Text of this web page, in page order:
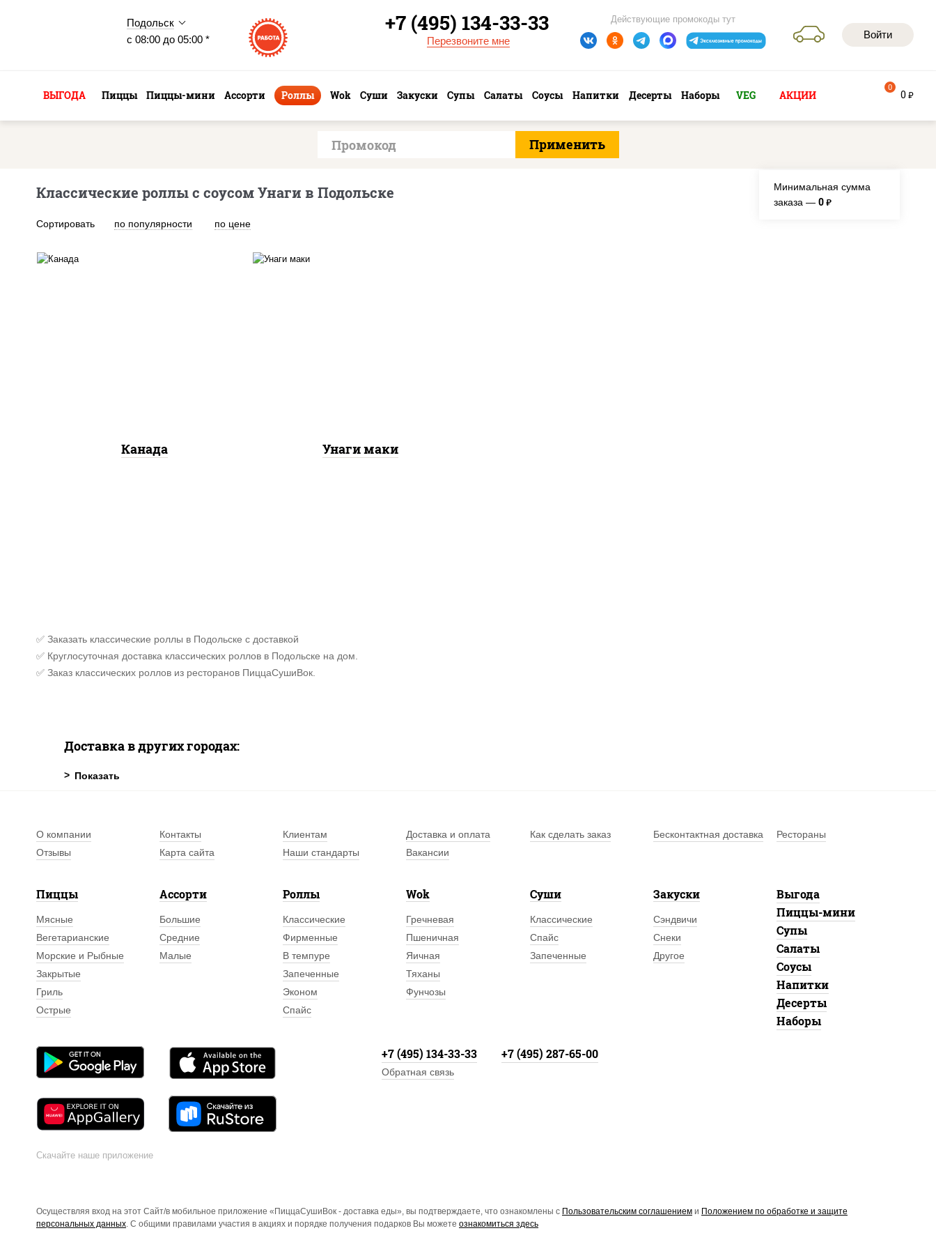
Подольск
с 08:00 до 05:00 *
Войти
Действующие промокоды тут
+7 (495) 134-33-33
Перезвоните мне
ВЫГОДА Пиццы Пиццы-мини Ассорти Роллы Wok Суши Закуски Супы Салаты Соусы Напитки Десерты Наборы VEG АКЦИИ 0 руб
0
Классические роллы с соусом Унаги в Подольске
Сортировать по популярности по цене
Минимальная сумма
заказа — 0 руб.
Канада Унаги маки
✅ Заказать классические роллы в Подольске с доставкой
✅ Круглосуточная доставка классических роллов в Подольске на дом.
✅ Заказ классических роллов из ресторанов ПиццаСушиВок.
Доставка в других городах:
О компании Контакты Клиентам Доставка и оплата Как сделать заказ Бесконтактная доставка
Рестораны
Отзывы
Карта сайта Наши стандарты Вакансии
Пиццы
Мясные
Вегетарианские
Морские и Рыбные
Закрытые
Гриль
Острые
Ассорти
Большие
Средние
Малые
Роллы
Классические
Фирменные
В темпуре
Запеченные
Эконом
Спайс
Wok
Гречневая
Пшеничная
Яичная
Тяханы
Фунчозы
Суши
Классические
Спайс
Запеченные
Закуски
Сэндвичи
Снеки
Другое
Выгода
Пиццы-мини
Супы
Салаты
Соусы
Напитки
Десерты
Наборы
Скачайте наше приложение
+7 (495) 134-33-33 +7 (495) 287-65-00
Обратная связь
Осуществляя вход на этот Сайт/в мобильное приложение «ПиццаСушиВок - доставка еды», вы подтверждаете, что ознакомлены с Пользовательским соглашением и Положением по обработке и защите
персональных данных. С общими правилами участия в акциях и порядке получения подарков Вы можете ознакомиться здесь